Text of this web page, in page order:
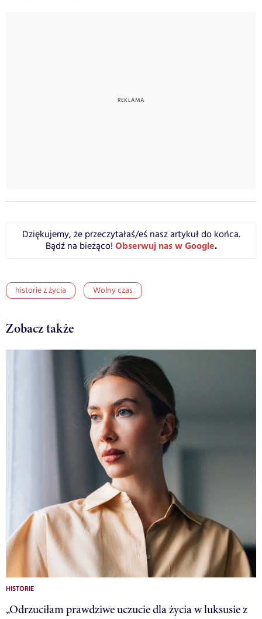
Dziękujemy, że przeczytałaś/eś nasz artykuł do końca.
Bądź na bieżąco! Obserwuj nas w Google.
historie z życia Wolny czas
Zobacz także
HISTORIE
„Odrzuciłam prawdziwe uczucie dla życia w luksusie z